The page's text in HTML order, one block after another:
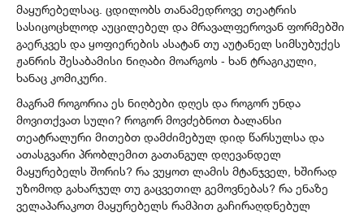
მაყურებელსაც. ცდილობს თანამედროვე თეატრის
სასიცოცხლოდ აუცილებელ და მრავალფეროვან ფორმებში
გაერკვეს და ყოფიერების ასატან თუ აუტანელ სიმსუბუქეს
ჟანრის შესაბამისი ნიღაბი მოარგოს - ხან ტრაგიკული,
ხანაც კომიკური.
მაგრამ როგორია ეს ნიღბები დღეს და როგორ უნდა
მოვითქვათ სული? როგორ მოვძებნოთ ბალანსი
თეატრალური მითებთ დამძიმებულ დიდ წარსულსა და
ათასგვარი პრობლემით გათანგულ დღევანდელ
მაყურებელს შორის? რა ვუყოთ ლამის მტანჯველ, ხშირად
უზომოდ გახარჯულ თუ გაცვეთილ გემოვნებას? რა ენაზე
ველაპარაკოთ მაყურებელს რამპით გაჩირაღდნებულ